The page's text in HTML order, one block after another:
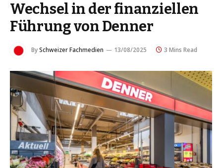
Wechsel in der finanziellen
Führung von Denner
BySchweizer Fachmedien 13/08/2025 3 Mins Read